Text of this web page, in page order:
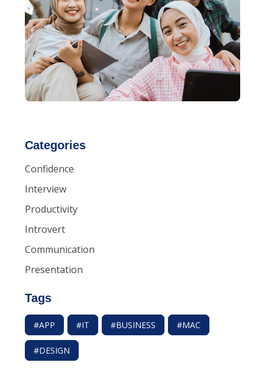
Categories
Confidence
Interview
Productivity
Introvert
Communication
Presentation
Tags
#APP #IT #BUSINESS #MAC
#DESIGN